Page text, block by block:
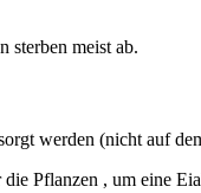
sterben meist ab.
werden (nicht auf
Pflanzen , um eine